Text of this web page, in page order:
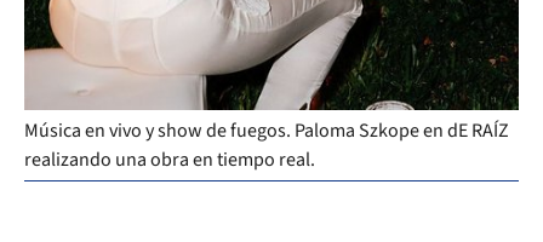
Música en vivo y show de fuegos. Paloma Szkope en dE RAÍZ
realizando una obra en tiempo real.